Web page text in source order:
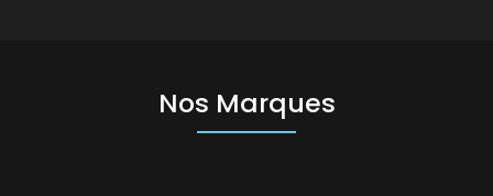
Nos Marques